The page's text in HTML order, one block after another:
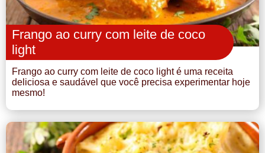
Frango ao curry com leite de coco
light
Frango ao curry com leite de coco light é uma receita
deliciosa e saudável que você precisa experimentar hoje
mesmo!